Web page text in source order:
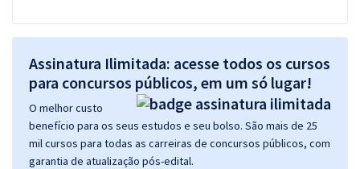
Assinatura Ilimitada: acesse todos os cursos
para concursos públicos, em um só lugar!
O melhor custo
benefício para os seus estudos e seu bolso. São mais de 25
mil cursos para todas as carreiras de concursos públicos, com
garantia de atualização pós-edital.